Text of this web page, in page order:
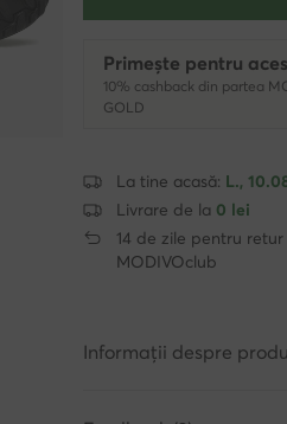
Primește pentru
10% cashback din partea
GOLD
La tine acasă: L.,
Livrare de la 0 lei
14 de zile pentru
MODIVOclub
Informații despre